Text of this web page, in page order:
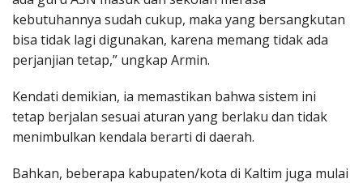
kebutuhannya sudah cukup, maka yang bersangkutan
bisa tidak lagi digunakan, karena memang tidak ada
perjanjian tetap,” ungkap Armin.
Kendati demikian, ia memastikan bahwa sistem ini
tetap berjalan sesuai aturan yang berlaku dan tidak
menimbulkan kendala berarti di daerah.
Bahkan, beberapa kabupaten/kota di Kaltim juga mulai